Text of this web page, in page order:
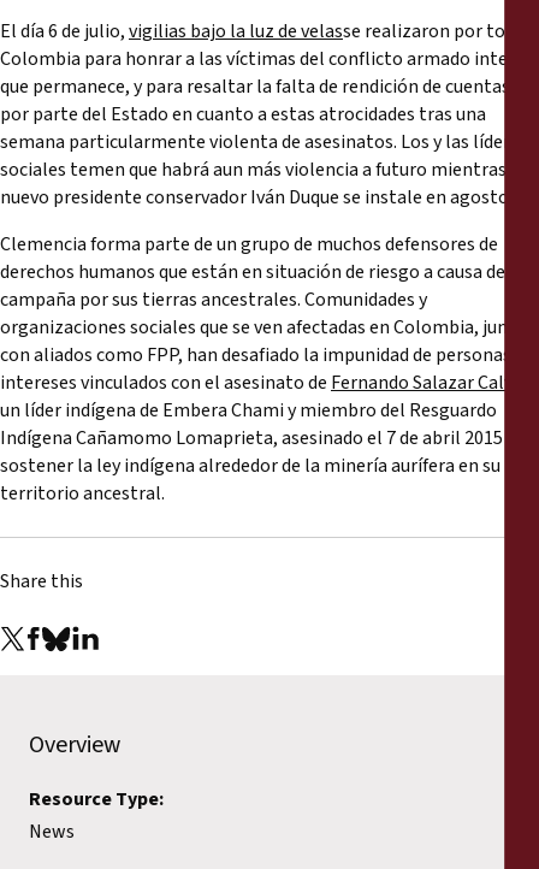
El día 6 de julio,vigilias bajo la luz de velasse realizaron por toda
Colombia para honrar a las víctimas del conflicto armado interno
que permanece, y para resaltar la falta de rendición de cuentas
por parte del Estado en cuanto a estas atrocidades tras una
semana particularmente violenta de asesinatos. Los y las líderes
sociales temen que habrá aun más violencia a futuro mientras el
nuevo presidente conservador Iván Duque se instale en agosto.
Clemencia forma parte de un grupo de muchos defensores de
derechos humanos que están en situación de riesgo a causa de la
campaña por sus tierras ancestrales. Comunidades y
organizaciones sociales que se ven afectadas en Colombia, junto
con aliados como FPP, han desafiado la impunidad de personas y
intereses vinculados con el asesinato de Fernando Salazar Calvo
un líder indígena de Embera Chami y miembro del Resguardo
Indígena Cañamomo Lomaprieta, asesinado el 7 de abril 2015 por
sostener la ley indígena alrededor de la minería aurífera en su
territorio ancestral.
Share this
Overview
Resource Type:
News